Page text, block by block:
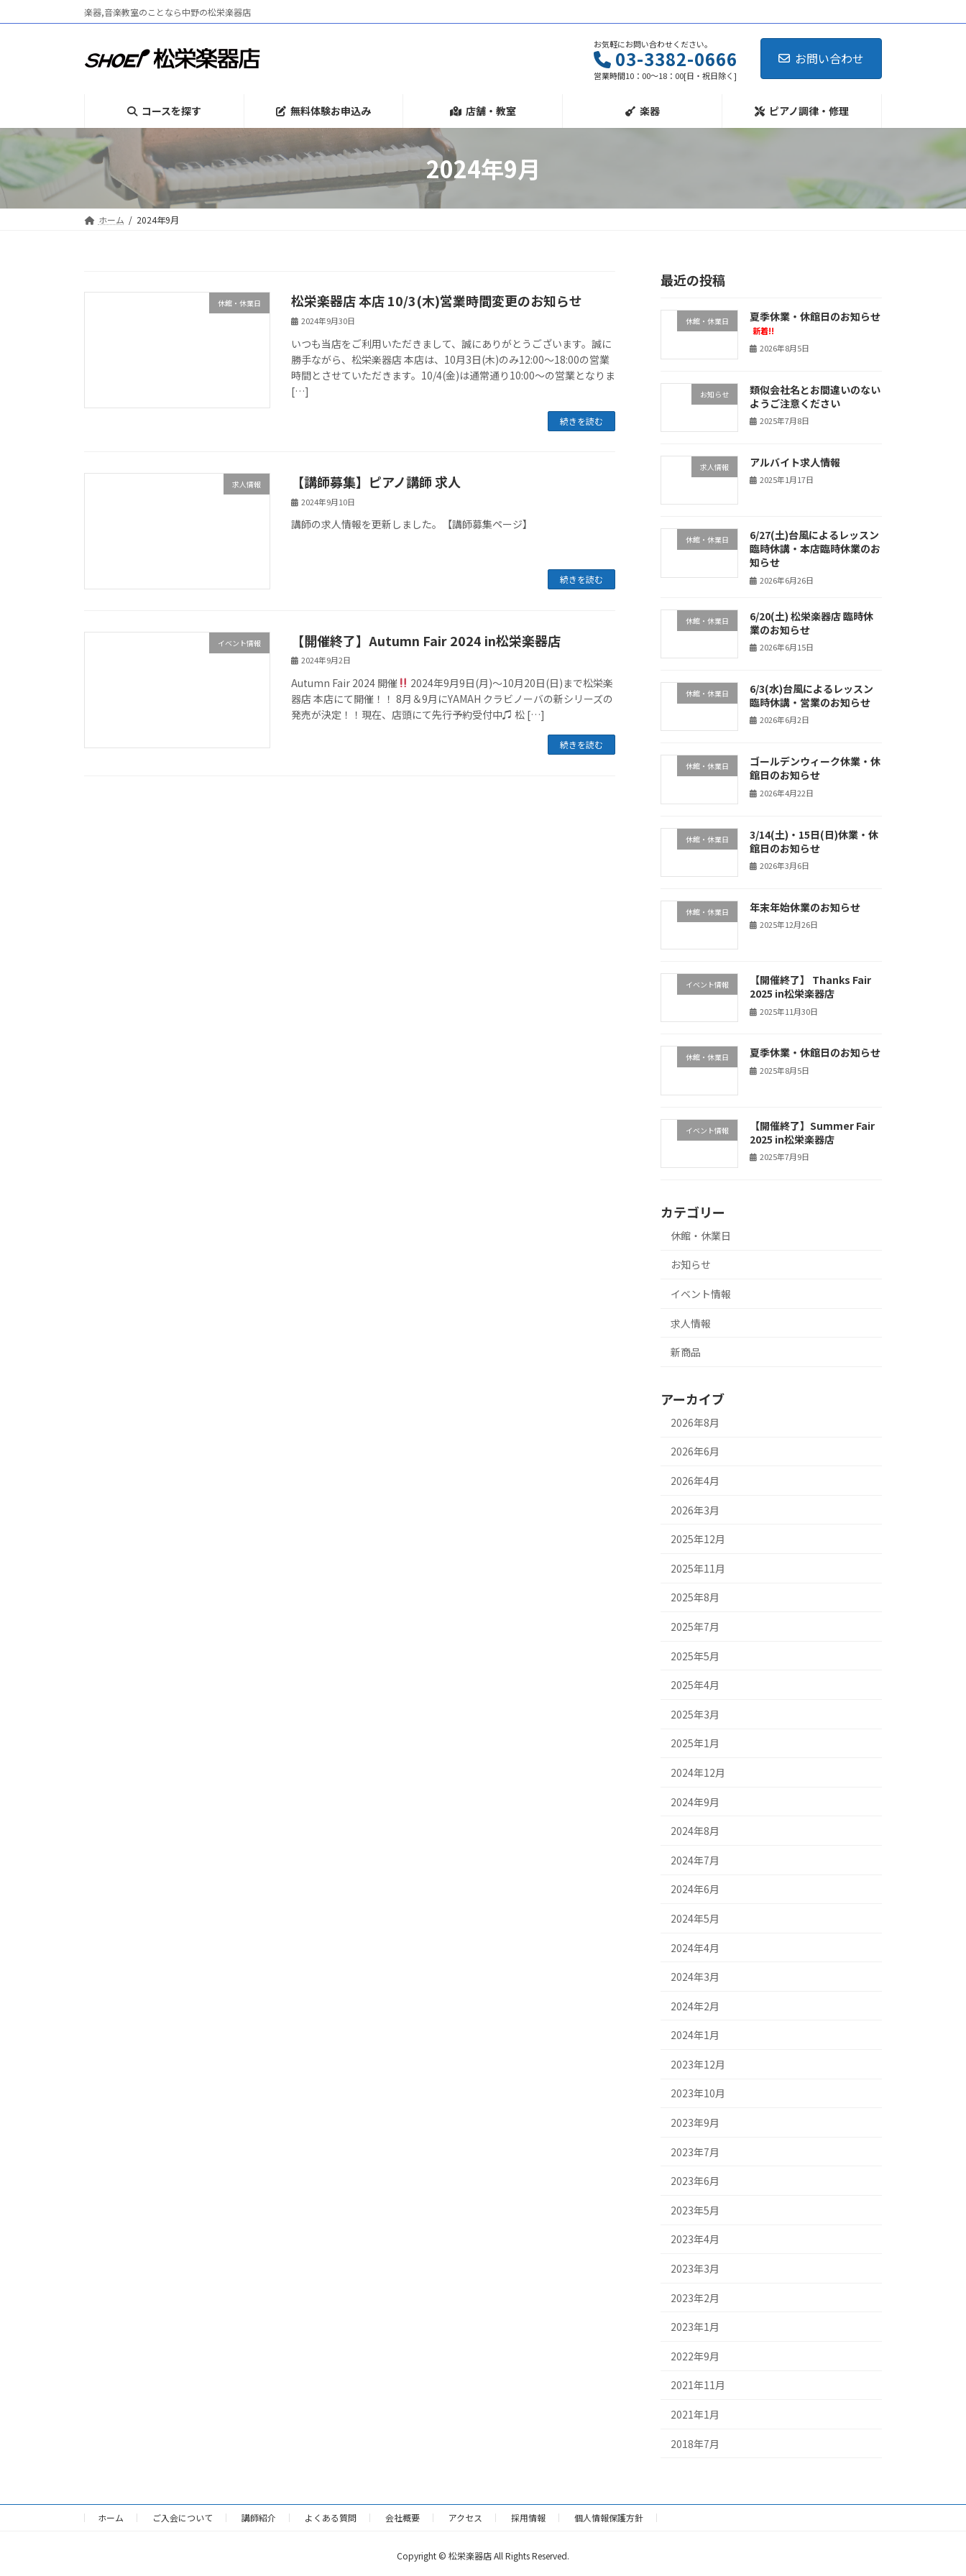
ン
キ
ビ
に
楽器,音楽教室のことなら中野の松栄楽器店
お気軽にお問い合わせください。
03-3382-0666
営業時間10：00～18：00[日・祝日除く]
お問い合わせ
コースを探す 無料体験お申込み 店舗・教室 楽器 ピアノ調律・修理
2024年9月
ホーム 2024年9月
休館・休業日 松栄楽器店 本店 10/3(木)営業時間変更のお知らせ
2024年9月30日
いつも当店をご利用いただきまして、誠にありがとうございます。誠に
勝手ながら、松栄楽器店 本店は、10月3日(木)のみ12:00～18:00の営業
時間とさせていただきます。10/4(金)は通常通り10:00～の営業となりま
[…]
続きを読む
求人情報 【講師募集】ピアノ講師 求人
2024年9月10日
講師の求人情報を更新しました。【講師募集ページ】
続きを読む
イベント情報 【開催終了】Autumn Fair 2024 in松栄楽器店
2024年9月2日
Autumn Fair 2024 開催
2024年9月9日(月)〜10月20日(日)まで松栄楽
器店 本店にて開催！！ 8月＆9月にYAMAH クラビノーバの新シリーズの
発売が決定！！現在、店頭にて先行予約受付中♫ 松 […]
続きを読む
最近の投稿
休館・休業日 夏季休業・休館日のお知らせ
新着!!
2026年8月5日
お知らせ
類似会社名とお間違いのない
ようご注意ください
2025年7月8日
求人情報 アルバイト求人情報
2025年1月17日
休館・休業日
6/27(土)台風によるレッスン
臨時休講・本店臨時休業のお
知らせ
2026年6月26日
休館・休業日
6/20(土) 松栄楽器店 臨時休
業のお知らせ
2026年6月15日
休館・休業日
6/3(水)台風によるレッスン
臨時休講・営業のお知らせ
2026年6月2日
休館・休業日
ゴールデンウィーク休業・休
館日のお知らせ
2026年4月22日
休館・休業日
3/14(土)・15日(日)休業・休
館日のお知らせ
2026年3月6日
休館・休業日 年末年始休業のお知らせ
2025年12月26日
イベント情報
【開催終了】 Thanks Fair
2025 in松栄楽器店
2025年11月30日
休館・休業日 夏季休業・休館日のお知らせ
2025年8月5日
イベント情報
【開催終了】Summer Fair
2025 in松栄楽器店
2025年7月9日
カテゴリー
休館・休業日
お知らせ
イベント情報
求人情報
新商品
アーカイブ
2026年8月
2026年6月
2026年4月
2026年3月
2025年12月
2025年11月
2025年8月
2025年7月
2025年5月
2025年4月
2025年3月
2025年1月
2024年12月
2024年9月
2024年8月
2024年7月
2024年6月
2024年5月
2024年4月
2024年3月
2024年2月
2024年1月
2023年12月
2023年10月
2023年9月
2023年7月
2023年6月
2023年5月
2023年4月
2023年3月
2023年2月
2023年1月
2022年9月
2021年11月
2021年1月
2018年7月
ホーム ご入会について 講師紹介 よくある質問 会社概要 アクセス 採用情報 個人情報保護方針
Copyright © 松栄楽器店 All Rights Reserved.